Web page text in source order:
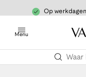
Op
Menu